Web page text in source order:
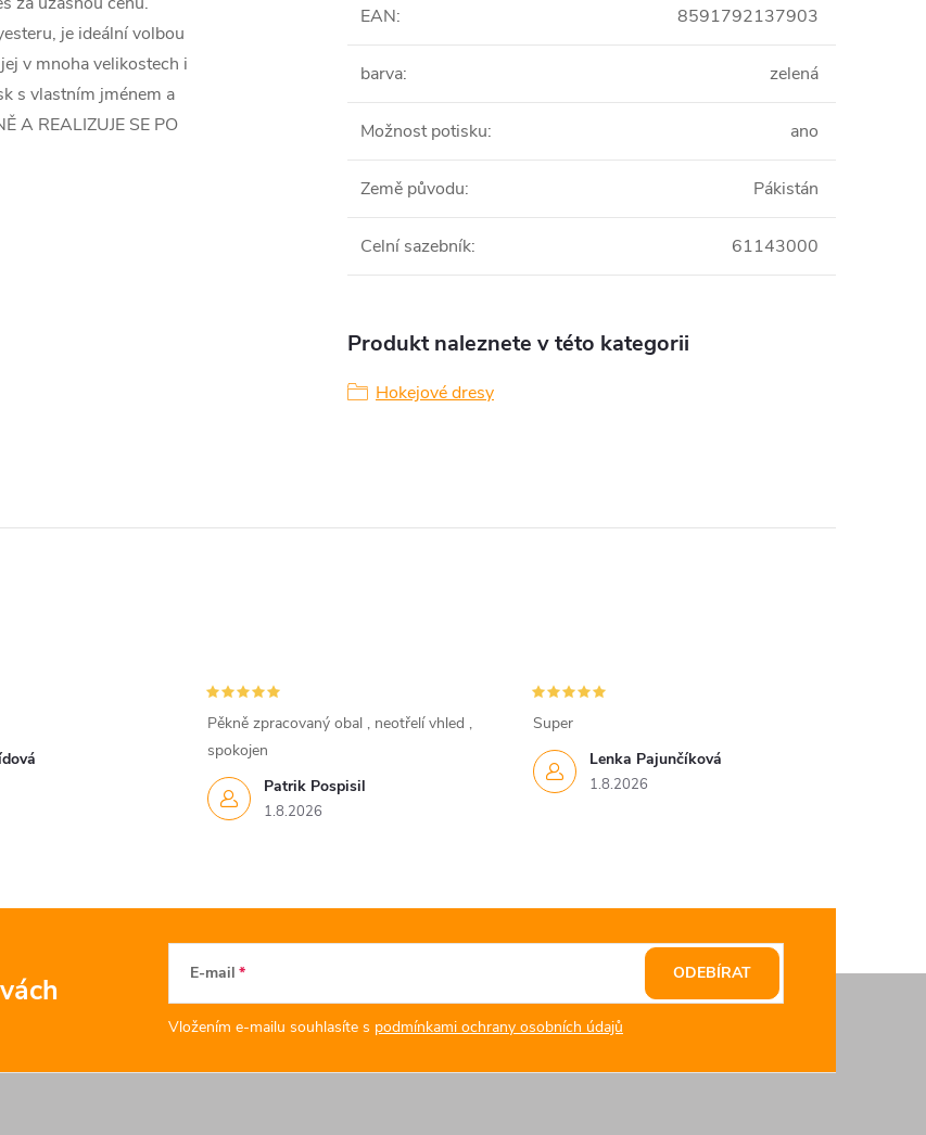
je ideální volbou
v mnoha velikostech i
s vlastním jménem a
A REALIZUJE SE PO
EAN: 8591792137903
barva: zelená
Možnost potisku: ano
Země původu: Pákistán
Celní sazebník: 61143000
Produkt naleznete v této kategorii
Hokejové dresy
Patrik Pospisil
1.8.2026
Pěkně zpracovaný obal , neotřelí vhled ,
spokojen
Lenka Pajunčíková
1.8.2026
Super
E-mail
Vložením e-mailu souhlasíte s podmínkami ochrany osobních údajů
ODEBÍRAT